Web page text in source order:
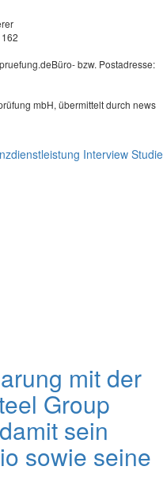
üro- bzw. Postadresse:
mbH, übermittelt durch news
Interview Studie
mit der
Group
sein
sowie seine